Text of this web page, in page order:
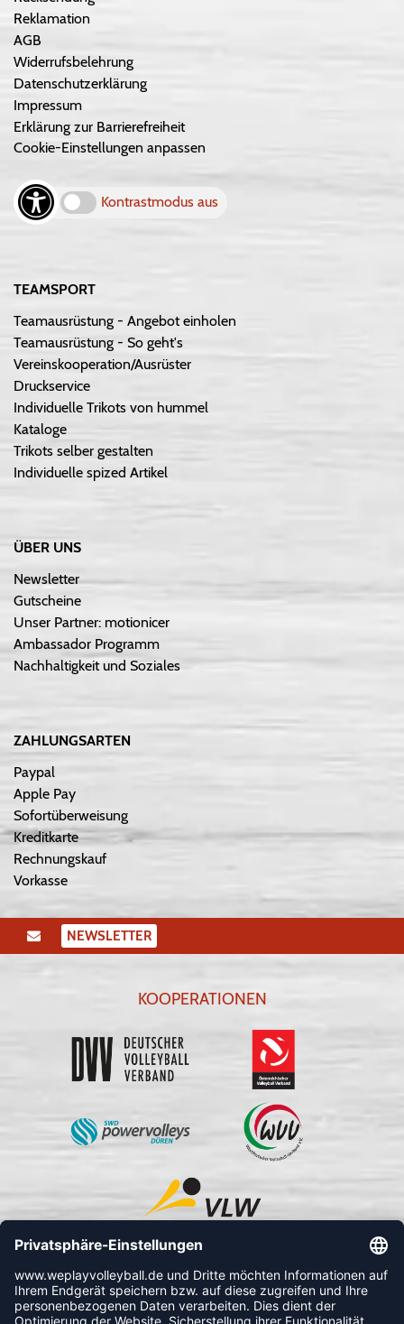
Reklamation
AGB
Widerrufsbelehrung
Datenschutzerklärung
Impressum
Erklärung zur Barrierefreiheit
Cookie-Einstellungen anpassen
Kontrastmodus aus
TEAMSPORT
Teamausrüstung - Angebot einholen
Teamausrüstung - So geht's
Vereinskooperation/Ausrüster
Druckservice
Individuelle Trikots von hummel
Kataloge
Trikots selber gestalten
Individuelle spized Artikel
ÜBER UNS
Newsletter
Gutscheine
Unser Partner: motionicer
Ambassador Programm
Nachhaltigkeit und Soziales
ZAHLUNGSARTEN
Paypal
Apple Pay
Sofortüberweisung
Kreditkarte
Rechnungskauf
Vorkasse
NEWSLETTER
KOOPERATIONEN
FOLLOW US